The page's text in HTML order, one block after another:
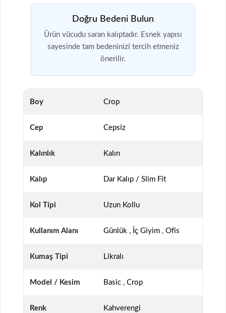
Doğru Bedeni Bulun
Ürün vücudu saran kalıptadır. Esnek yapısı
sayesinde tam bedeninizi tercih etmeniz
önerilir.
Boy Crop
Cep Cepsiz
Kalınlık Kalın
Kalıp Dar Kalıp / Slim Fit
Kol Tipi Uzun Kollu
Kullanım Alanı Günlük , İç Giyim , Ofis
Kumaş Tipi Likralı
Model / Kesim Basic , Crop
Renk Kahverengi